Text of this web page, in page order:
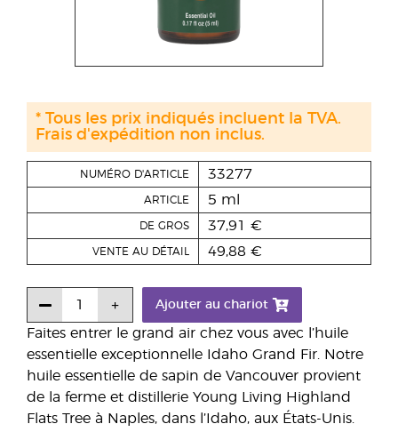
Faites entrer le grand air chez vous avec l’huile
essentielle exceptionnelle Idaho Grand Fir. Notre
huile essentielle de sapin de Vancouver provient
de la ferme et distillerie Young Living Highland
Flats Tree à Naples, dans l’Idaho, aux États-Unis.
NUMÉRO D'ARTICLE 33277
ARTICLE 5 ml
DE GROS 37,91 €
VENTE AU DÉTAIL 49,88 €
Ajouter au chariot
* Tous les prix indiqués incluent la TVA.
Frais d'expédition non inclus.